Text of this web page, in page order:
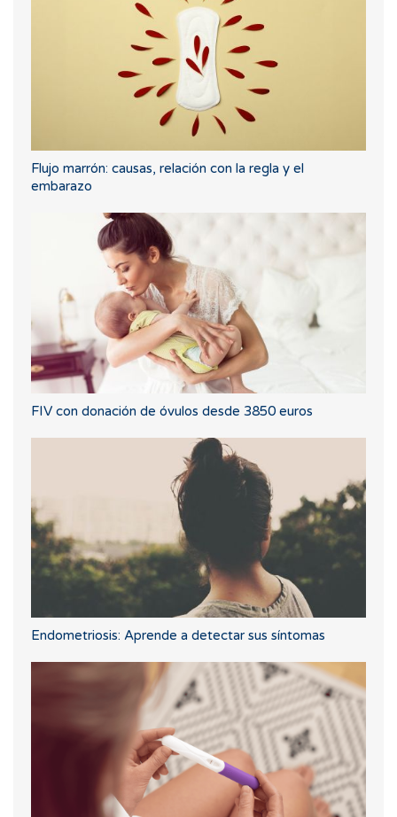
Flujo marrón: causas, relación con la regla y el
embarazo
FIV con donación de óvulos desde 3850 euros
Endometriosis: Aprende a detectar sus síntomas